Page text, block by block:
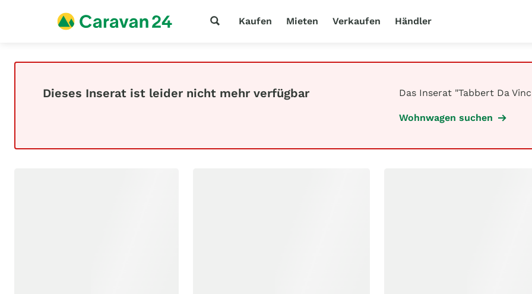
Kaufen Mieten Verkaufen Händler
Dieses Inserat ist leider nicht mehr verfügbar Das Inserat "Tabbert Da
Wohnwagen suchen